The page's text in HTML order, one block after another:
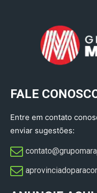
FALE
Entre em contato
enviar sugestões: